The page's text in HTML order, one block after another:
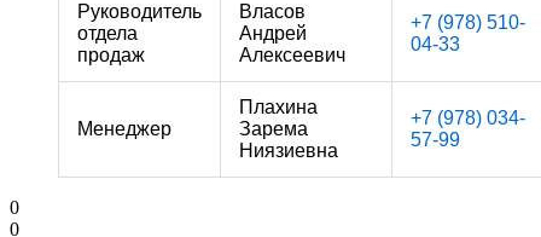
Руководитель
отдела
продаж
Власов
Андрей
Алексеевич
+7 (978) 510-
04-33
Менеджер
Плахина
Зарема
Ниязиевна
+7 (978) 034-
57-99
0
0